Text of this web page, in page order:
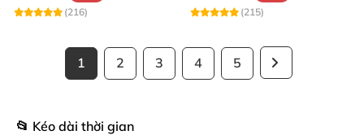
(216)
(215)
1 2 3 4 5
📂 Kéo dài thời gian